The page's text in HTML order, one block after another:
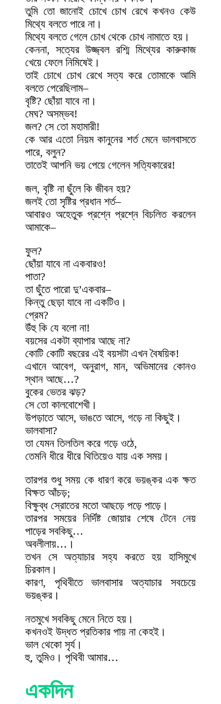
তুমি তো জানোই চোখে চোখ রেখে কখনও কেউ
মিথ্যে বলতে পারে না।
মিথ্যে বলতে গেলে চোখ থেকে চোখ নামাতে হয়।
কেননা, সত্যের উজ্জ্বল রশ্মি মিথ্যের কারুকাজ
খেয়ে ফেলে নিমিষেই।
তাই চোখে চোখ রেখে সত্য করে তোমাকে আমি
বলতে পেরেছিলাম–
বৃষ্টি? ছোঁয়া যাবে না।
মেঘ? অসম্ভব!
জল? সে তো মহামারী!
কে আর এতো নিয়ম কানুনের শর্ত মেনে ভালবাসতে
পারে, বলুন?
তাতেই আপনি ভয় পেয়ে গেলেন সত্যিকারের!
জল, বৃষ্টি না ছুঁলে কি জীবন হয়?
জলই তো সৃষ্টির প্রধান শর্ত–
আবারও অহেতুক প্রশ্নে প্রশ্নে বিচলিত করলেন
আমাকে–
ফুল?
ছোঁয়া যাবে না একবারও!
পাতা?
তা ছুঁতে পারো দু’একবার–
কিন্তু ছেড়া যাবে না একটিও।
প্রেম?
উঁহু কি যে বলো না!
বয়সের একটা ব্যাপার আছে না?
কোটি কোটি বছরের এই বয়সটা এখন বৈষয়িক!
এখানে আবেগ, অনুরাগ, মান, অভিমানের কোনও
স্থান আছে…?
বুকের ভেতর ঝড়?
সে তো কালবোশেখী।
উপড়াতে আসে, ভাঙতে আসে, গড়ে না কিছুই।
ভালবাসা?
তা যেমন তিলতিল করে গড়ে ওঠে,
তেমনি ধীরে ধীরে থিতিয়েও যায় এক সময়।
তারপর শুধু সময় কে ধারণ করে ভয়ঙ্কর এক ক্ষত
বিক্ষত আঁচড়;
বিক্ষুব্ধ স্রোতের মতো আছড়ে পড়ে পাড়ে।
তারপর সময়ের নির্দিষ্ট জোয়ার শেষে টেনে নেয়
পাড়ের সবকিছু…
অবলীলায়…।
তখন সে অত্যাচার সহ্য করতে হয় হাসিমুখে
চিরকাল।
কারণ, পৃথিবীতে ভালবাসার অত্যাচার সবচেয়ে
ভয়ঙ্কর।
নতমুখে সবকিছু মেনে নিতে হয়।
কখনওই উদ্ধত প্রতিকার পায় না কেহই।
ভাল থেকো সৃর্য।
হু, তুমিও। পৃথিবী আমার…
একদিন